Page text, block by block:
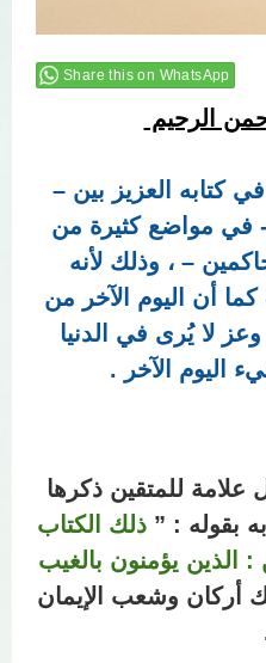
Share this on WhatsApp
الرحيم
كتابه العزيز بين –
في مواضع كثيرة من
– ، وذلك لأنه
أن اليوم الآخر من
لا يُرى في الدنيا
اليوم الآخر .
علامة للمتقين ذكرها
بقوله : ” ذلك الكتاب
الذين يؤمنون بالغيب
أركان وشعب الإيمان